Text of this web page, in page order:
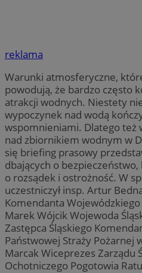
reklama
Warunki atmosferyczne,
powodują, że bardzo często
atrakcji wodnych. Niestety
wypoczynek nad wodą
wspomnieniami. Dlatego też
nad zbiornikiem wodnym w
się briefing prasowy
dbających o
o rozsądek i ostrożność. W
uczestniczył insp. Artur
Komendanta
Marek Wójcik Wojewoda
Zastępca Śląskiego
Państwowej Straży Pożarnej
Marcak Wiceprezes Zarządu
Ochotniczego Pogotowia